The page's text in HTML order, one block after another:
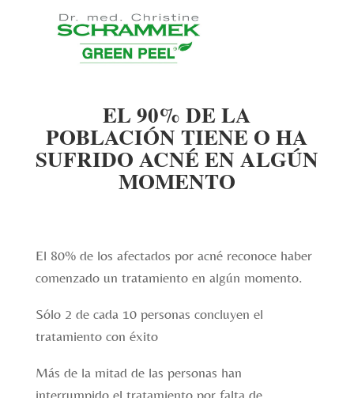
EL 90% DE LA
POBLACIÓN TIENE O HA
SUFRIDO ACNÉ EN ALGÚN
MOMENTO
El 80% de los afectados por acné reconoce haber
comenzado un tratamiento en algún momento.
Sólo 2 de cada 10 personas concluyen el
tratamiento con éxito
Más de la mitad de las personas han
interrumpido el tratamiento por falta de